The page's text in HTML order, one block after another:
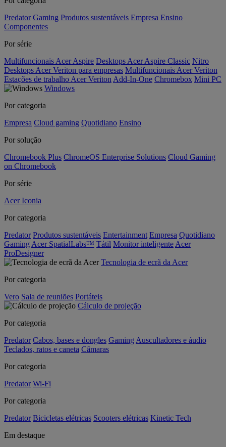
Predator Gaming Produtos sustentáveis Empresa Ensino
Componentes
Por série
Multifuncionais Acer Aspire Desktops Acer Aspire Classic Nitro
Desktops Acer Veriton para empresas Multifuncionais Acer Veriton
Estações de trabalho Acer Veriton Add-In-One Chromebox Mini PC
Windows
Por categoria
Empresa Cloud gaming Quotidiano Ensino
Por solução
Chromebook Plus ChromeOS Enterprise Solutions Cloud Gaming
on Chromebook
Por série
Acer Iconia
Por categoria
Predator Produtos sustentáveis Entertainment Empresa Quotidiano
Gaming Acer SpatialLabs™ Tátil Monitor inteligente Acer
ProDesigner
Tecnologia de ecrã da Acer
Por categoria
Vero Sala de reuniões Portáteis
Cálculo de projeção
Por categoria
Predator Cabos, bases e dongles Gaming Auscultadores e áudio
Teclados, ratos e caneta Câmaras
Por categoria
Predator Wi-Fi
Por categoria
Predator Bicicletas elétricas Scooters elétricas Kinetic Tech
Em destaque